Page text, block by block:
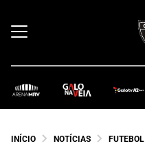
INÍCIO NOTÍCIAS FUTEBOL